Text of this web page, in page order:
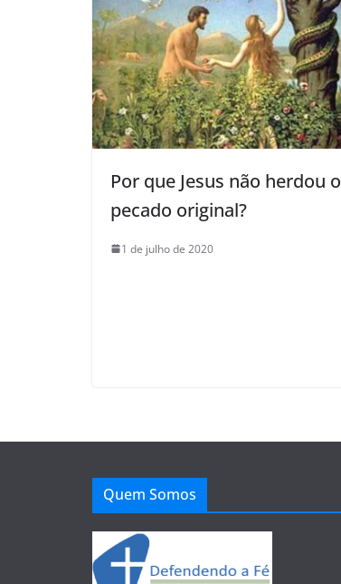
Por que Jesus não herdou o
pecado original?
1 de julho de 2020
Quem Somos